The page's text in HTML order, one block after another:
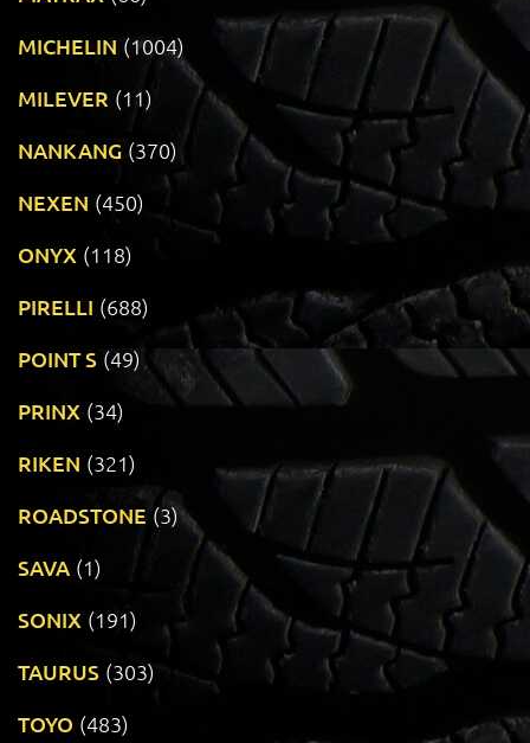
MICHELIN (1004)
MILEVER (11)
NANKANG (370)
NEXEN (450)
ONYX (118)
PIRELLI (688)
POINT S (49)
PRINX (34)
RIKEN (321)
ROADSTONE (3)
SAVA (1)
SONIX (191)
TAURUS (303)
TOYO (483)